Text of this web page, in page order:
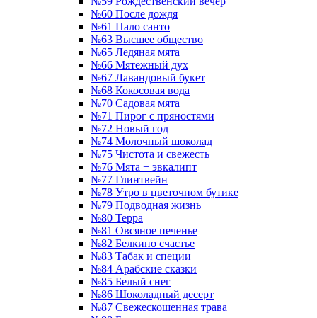
№60 После дождя
№61 Пало санто
№63 Высшее общество
№65 Ледяная мята
№66 Мятежный дух
№67 Лавандовый букет
№68 Кокосовая вода
№70 Садовая мята
№71 Пирог с пряностями
№72 Новый год
№74 Молочный шоколад
№75 Чистота и свежесть
№76 Мята + эвкалипт
№77 Глинтвейн
№78 Утро в цветочном бутике
№79 Подводная жизнь
№80 Терра
№81 Овсяное печенье
№82 Белкино счастье
№83 Табак и специи
№84 Арабские сказки
№85 Белый снег
№86 Шоколадный десерт
№87 Свежескошенная трава